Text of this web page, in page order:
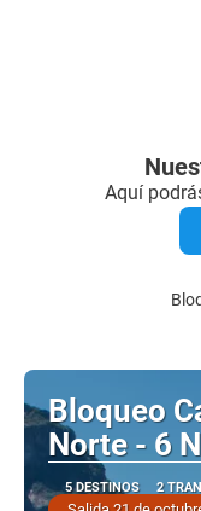
Aquí
Bloqueo
Norte - 6
5 DESTINOS 2